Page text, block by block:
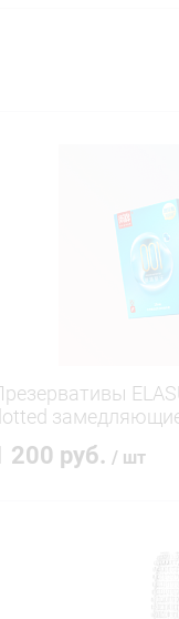
200 руб. / шт